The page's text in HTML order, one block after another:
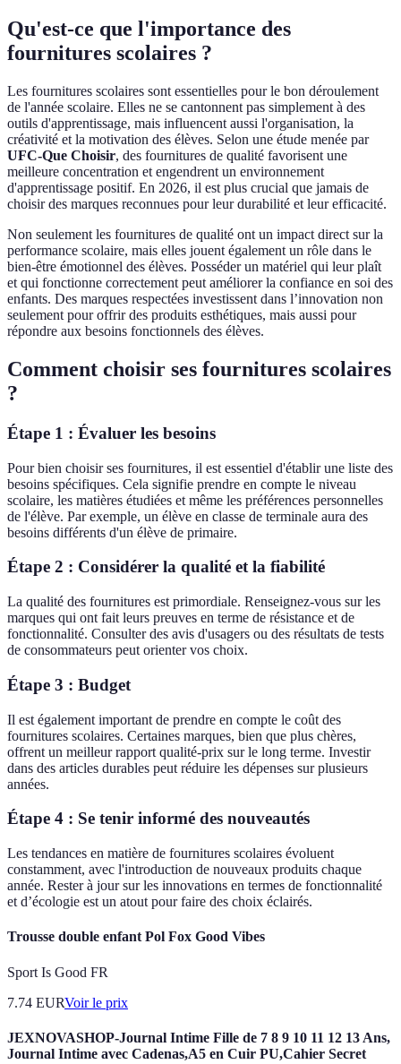
Qu'est-ce que l'importance des
fournitures scolaires ?
Les fournitures scolaires sont essentielles pour le bon déroulement
de l'année scolaire. Elles ne se cantonnent pas simplement à des
outils d'apprentissage, mais influencent aussi l'organisation, la
créativité et la motivation des élèves. Selon une étude menée par
UFC-Que Choisir, des fournitures de qualité favorisent une
meilleure concentration et engendrent un environnement
d'apprentissage positif. En 2026, il est plus crucial que jamais de
choisir des marques reconnues pour leur durabilité et leur efficacité.
Non seulement les fournitures de qualité ont un impact direct sur la
performance scolaire, mais elles jouent également un rôle dans le
bien-être émotionnel des élèves. Posséder un matériel qui leur plaît
et qui fonctionne correctement peut améliorer la confiance en soi des
enfants. Des marques respectées investissent dans l’innovation non
seulement pour offrir des produits esthétiques, mais aussi pour
répondre aux besoins fonctionnels des élèves.
Comment choisir ses fournitures scolaires
?
Étape 1 : Évaluer les besoins
Pour bien choisir ses fournitures, il est essentiel d'établir une liste des
besoins spécifiques. Cela signifie prendre en compte le niveau
scolaire, les matières étudiées et même les préférences personnelles
de l'élève. Par exemple, un élève en classe de terminale aura des
besoins différents d'un élève de primaire.
Étape 2 : Considérer la qualité et la fiabilité
La qualité des fournitures est primordiale. Renseignez-vous sur les
marques qui ont fait leurs preuves en terme de résistance et de
fonctionnalité. Consulter des avis d'usagers ou des résultats de tests
de consommateurs peut orienter vos choix.
Étape 3 : Budget
Il est également important de prendre en compte le coût des
fournitures scolaires. Certaines marques, bien que plus chères,
offrent un meilleur rapport qualité-prix sur le long terme. Investir
dans des articles durables peut réduire les dépenses sur plusieurs
années.
Étape 4 : Se tenir informé des nouveautés
Les tendances en matière de fournitures scolaires évoluent
constamment, avec l'introduction de nouveaux produits chaque
année. Rester à jour sur les innovations en termes de fonctionnalité
et d’écologie est un atout pour faire des choix éclairés.
Trousse double enfant Pol Fox Good Vibes
Sport Is Good FR
7.74 EURVoir le prix
JEXNOVASHOP-Journal Intime Fille de 7 8 9 10 11 12 13 Ans,
Journal Intime avec Cadenas,A5 en Cuir PU,Cahier Secret